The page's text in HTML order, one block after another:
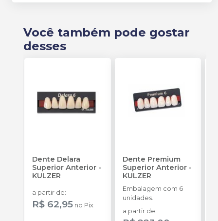
Você também pode gostar
desses
Dente Delara
Superior Anterior -
KULZER
a partir de:
R$ 62,95 no Pix
Dente Premium
Superior Anterior-
KULZER
Embalagem com 6
unidades.
a partir de: